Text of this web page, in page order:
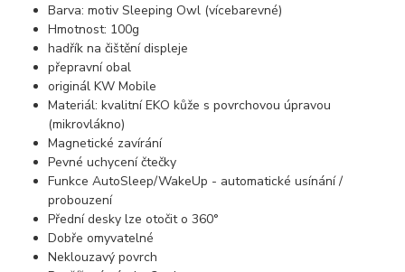
Barva: motiv Sleeping Owl (vícebarevné)
Hmotnost: 100g
hadřík na čištění displeje
přepravní obal
originál KW Mobile
Materiál: kvalitní EKO kůže s povrchovou úpravou
(mikrovlákno)
Magnetické zavírání
Pevné uchycení čtečky
Funkce AutoSleep/WakeUp - automatické usínání /
probouzení
Přední desky lze otočit o 360°
Dobře omyvatelné
Neklouzavý povrch